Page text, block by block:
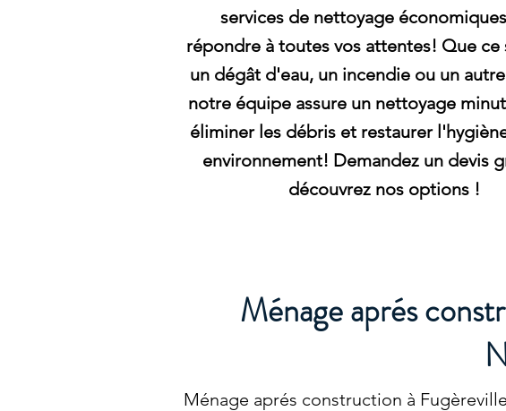
services de nettoyage
répondre à toutes vos attentes! Que ce
un dégât d'eau, un incendie ou un
notre équipe assure un nettoyage
éliminer les débris et restaurer
environnement! Demandez un devis
découvrez nos options !
Ménage aprés
Ménage aprés construction à